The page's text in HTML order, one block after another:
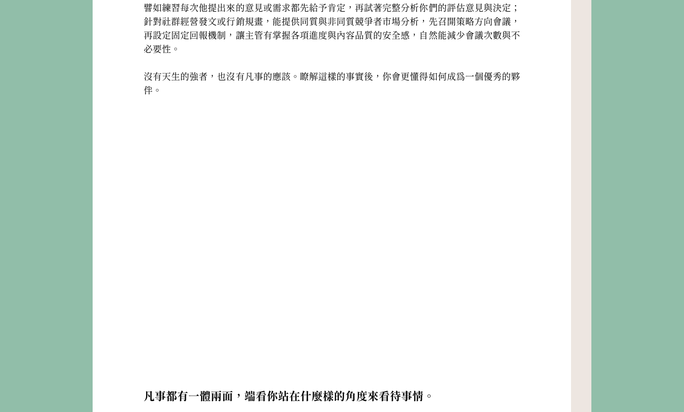
譬如練習每次他提出來的意見或需求都先給予肯定，再試著完整分析你們的評估意見與決定；
針對社群經營發文或行銷規畫，能提供同質與非同質競爭者市場分析，先召開策略方向會議，
再設定固定回報機制，讓主管有掌握各項進度與內容品質的安全感，自然能減少會議次數與不
必要性。
沒有天生的強者，也沒有凡事的應該。瞭解這樣的事實後，你會更懂得如何成為一個優秀的夥
伴。
凡事都有一體兩面，端看你站在什麼樣的角度來看待事情。